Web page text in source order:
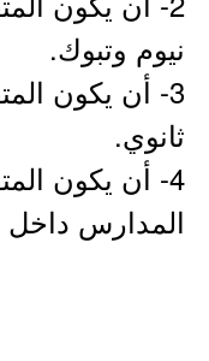
نيوم وتبوك.
3- أن يكون
ثانوي.
4- أن يكون
المدارس داخل